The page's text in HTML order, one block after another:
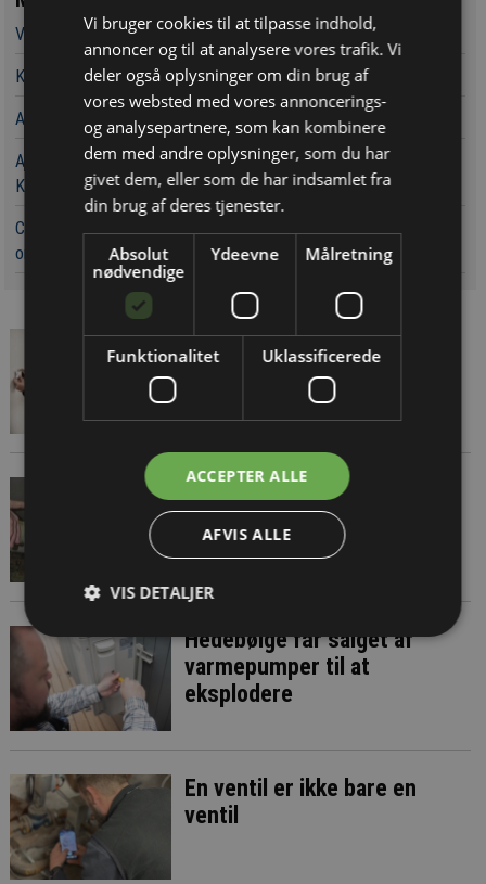
Vandværker i Randers kører på lånt tid
Kaospilot skal skabe kreative arkitektledere i Aarhus
Aarsleff vinder energiprojekter til 3,7 milliarder kroner
Aarsleff får ansvaret for at udvide kapaciteten rundt om
Københavns Hovedbanegård
Chef i Forsvarets Materiel- og Indkøbsstyrelse tiltalt for
omfattende og grov millionsvig
Forskningsprojekt skal
afsløre varmespild - skal
spare beboere 20 procent på
regningen
Hver vinter forsvandt
varmen i en ny lejlighed
Hedebølge får salget af
varmepumper til at
eksplodere
En ventil er ikke bare en
ventil
Vi bruger cookies til at tilpasse indhold,
annoncer og til at analysere vores trafik. Vi
deler også oplysninger om din brug af
vores websted med vores annoncerings-
og analysepartnere, som kan kombinere
dem med andre oplysninger, som du har
givet dem, eller som de har indsamlet fra
din brug af deres tjenester.
Absolut
nødvendige
Ydeevne Målretning
Funktionalitet Uklassificerede
ACCEPTER ALLE
AFVIS ALLE
VIS DETALJER